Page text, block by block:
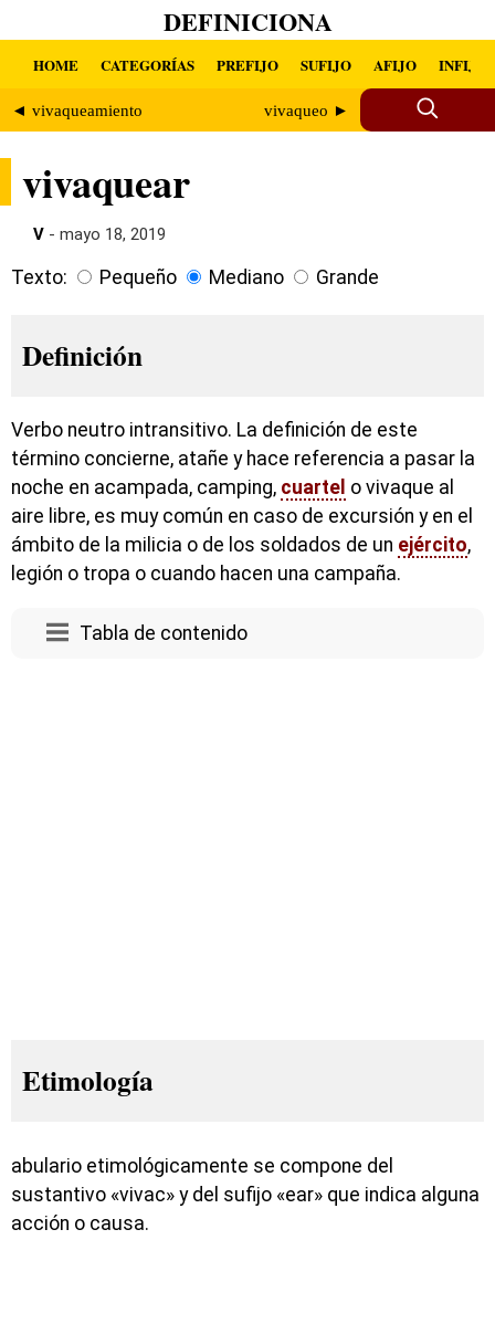
DEFINICIONA
HOME CATEGORÍAS PREFIJO SUFIJO AFIJO INFIJO
◄ vivaqueamiento vivaqueo ►
vivaquear
V - mayo 18, 2019
Texto: Pequeño Mediano Grande
Definición
Verbo neutro intransitivo. La definición de este
término concierne, atañe y hace referencia a pasar la
noche en acampada, camping, cuartel o vivaque al
aire libre, es muy común en caso de excursión y en el
ámbito de la milicia o de los soldados de un ejército,
legión o tropa o cuando hacen una campaña.
Tabla de contenido
Etimología
abulario etimológicamente se compone del
sustantivo «vivac» y del sufijo «ear» que indica alguna
acción o causa.